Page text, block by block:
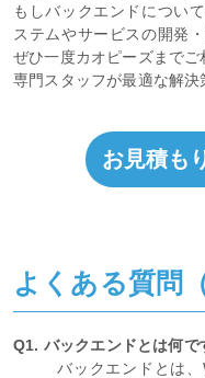
もしバックエンドについ
ステムやサービスの開発
ぜひ一度カオピーズまでご
専門スタッフが最適な解決
お見積も
よくある質問
Q1. バックエンドとは何で
バックエンドとは